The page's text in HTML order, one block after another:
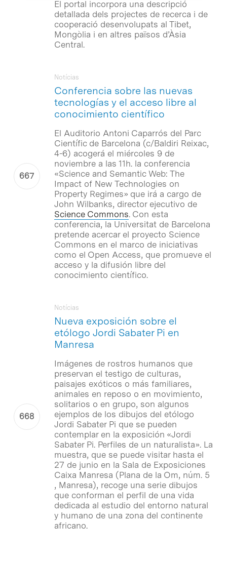
El portal incorpora una descripció
detallada dels projectes de recerca i de
cooperació desenvolupats al Tibet,
Mongòlia i en altres països d’Àsia
Central.
Conferencia sobre las nuevas
tecnologías y el acceso libre al
conocimiento científico
Notícias
El Auditorio Antoni Caparrós del Parc
Científic de Barcelona (c/Baldiri Reixac,
4-6) acogerá el miércoles 9 de
noviembre a las 11h. la conferencia
«Science and Semantic Web: The
Impact of New Technologies on
Property Regimes» que irá a cargo de
John Wilbanks, director ejecutivo de
Science Commons. Con esta
conferencia, la Universitat de Barcelona
pretende acercar el proyecto Science
Commons en el marco de iniciativas
como el Open Access, que promueve el
acceso y la difusión libre del
conocimiento científico.
Nueva exposición sobre el
etólogo Jordi Sabater Pi en
Manresa
Notícias
Imágenes de rostros humanos que
preservan el testigo de culturas,
paisajes exóticos o más familiares,
animales en reposo o en movimiento,
solitarios o en grupo, son algunos
ejemplos de los dibujos del etólogo
Jordi Sabater Pi que se pueden
contemplar en la exposición «Jordi
Sabater Pi. Perfiles de un naturalista». La
muestra, que se puede visitar hasta el
27 de junio en la Sala de Exposiciones
Caixa Manresa (Plana de la Om, núm. 5
, Manresa), recoge una serie dibujos
que conforman el perfil de una vida
dedicada al estudio del entorno natural
y humano de una zona del continente
africano.